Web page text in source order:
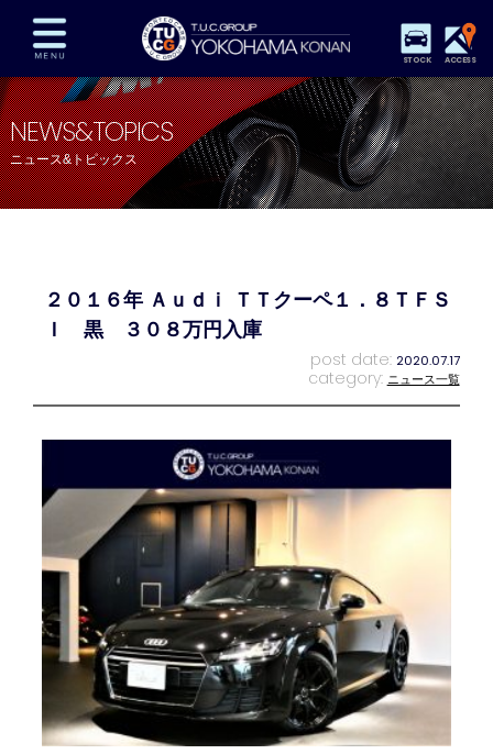
STOCK ACCESS
在庫車両情報 保証&サービス パーツリスト
TUCとは？ 店舗情報 アクセスマップ
全国納車 特別作業 注文販売
プライバシーポリシー スタッフblog
NEWS&TOPICS
ニュース&トピックス
２０１６年 Ａｕｄｉ ＴＴクーペ１．８ＴＦＳ
Ｉ 黒 ３０８万円入庫
post date: 2020.07.17
category: ニュース一覧